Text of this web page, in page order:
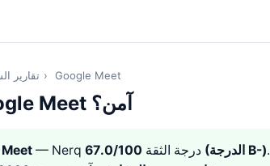
تقارير › Google Meet
هل Google Meet آمن؟
— Nerq درجة الثقة 67.0/100 (الدرجة B-)